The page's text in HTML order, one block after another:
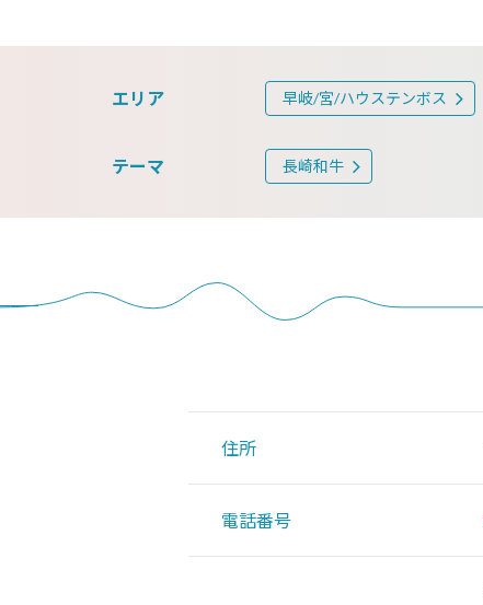
エリア 早岐/宮/ハウステンボス
テーマ 長崎和牛
住所
電話番号